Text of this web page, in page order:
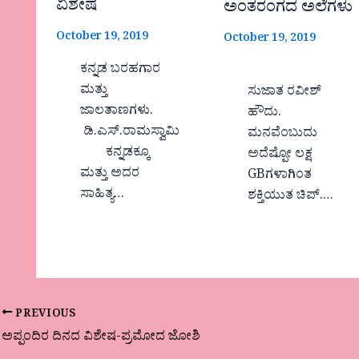
ವಿಶೇಷ
October 19, 2019
ಕನ್ನಡ ಬರಹಗಾರ
ಮತ್ತು
ಜಾಲತಾಣಗಳು.
ಡಿ.ಎಸ್.ರಾಮಸ್ವಾಮಿ
ಕನ್ನಡಕ್ಕೂ
ಮತ್ತು ಅದರ
ಸಾಹಿತ್ಯ…
ಅಂತರಂಗದ ಅಲೆಗಳು
October 19, 2019
ಸುಜಾತ ರವೀಶ್
ಹೌದು.
ಮನವೆಂಬುದು
ಅದೆಷ್ಪೋ ಲಕ್ಷ
GBಗಳಾಗಿಂತ
ಶಕ್ತಿಯುತ ಚಿಪ್.…
PREVIOUS
ಅಪ್ಪಂದಿರ ದಿನದ ವಿಶೇಷ-ಪ್ರಮೋದ ಜೋಶಿ